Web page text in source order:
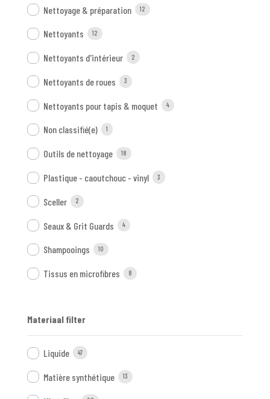
Nettoyage & préparation 12
Nettoyants 12
Nettoyants d'intérieur 2
Nettoyants de roues 3
Nettoyants pour tapis & moquet 4
Non classifié(e) 1
Outils de nettoyage 18
Plastique - caoutchouc - vinyl 3
Sceller 2
Seaux & Grit Guards 4
Shampooings 10
Tissus en microfibres 8
Materiaal filter
Liquide 47
Matière synthétique 13